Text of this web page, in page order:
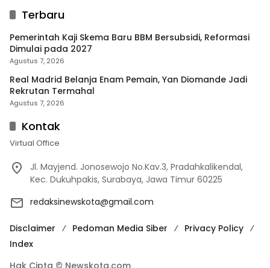
Terbaru
Pemerintah Kaji Skema Baru BBM Bersubsidi, Reformasi
Dimulai pada 2027
Agustus 7, 2026
Real Madrid Belanja Enam Pemain, Yan Diomande Jadi
Rekrutan Termahal
Agustus 7, 2026
Kontak
Virtual Office
Jl. Mayjend. Jonosewojo No.Kav.3, Pradahkalikendal,
Kec. Dukuhpakis, Surabaya, Jawa Timur 60225
redaksinewskota@gmail.com
Disclaimer Pedoman Media Siber
Privacy Policy
Index